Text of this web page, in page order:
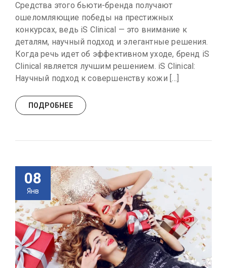
Средства этого бьюти-бренда получают
ошеломляющие победы на престижных
конкурсах, ведь iS Clinical — это внимание к
деталям, научный подход и элегантные решения.
Когда речь идет об эффективном уходе, бренд iS
Clinical является лучшим решением. iS Clinical:
Научный подход к совершенству кожи […]
ПОДРОБНЕЕ
08
Янв